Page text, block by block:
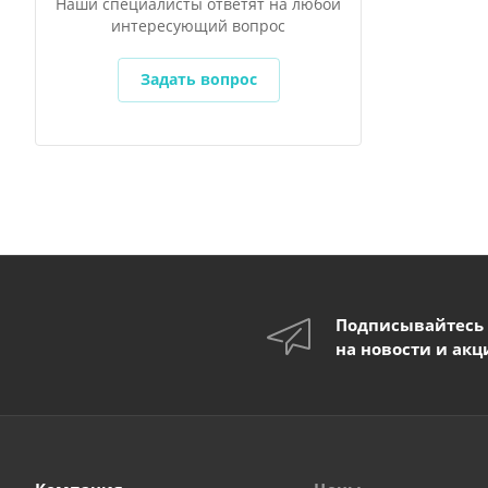
интересующий вопрос
Задать вопрос
Подписывайтесь
на новости и